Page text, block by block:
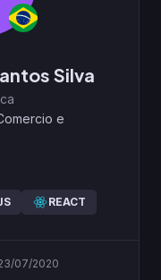
Silva
e
REACT
07/2020